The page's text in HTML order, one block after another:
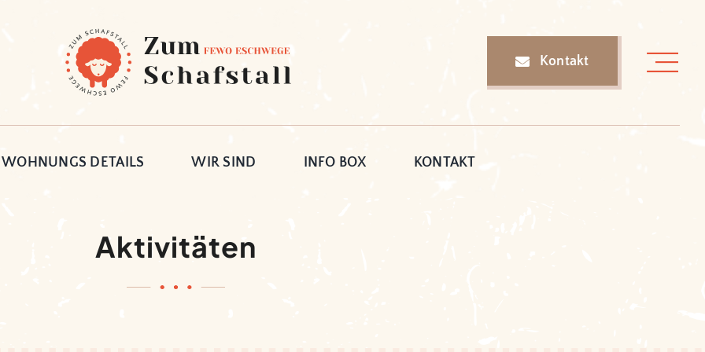
Kontakt
WOHNUNGS DETAILS WIR SIND INFO BOX KONTAKT
Aktivitäten